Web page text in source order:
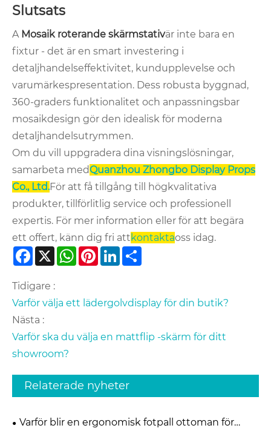
Slutsats
A Mosaik roterande skärmstativär inte bara en
fixtur - det är en smart investering i
detaljhandelseffektivitet, kundupplevelse och
varumärkespresentation. Dess robusta byggnad,
360-graders funktionalitet och anpassningsbar
mosaikdesign gör den idealisk för moderna
detaljhandelsutrymmen.
Om du vill uppgradera dina visningslösningar,
samarbeta medQuanzhou Zhongbo Display Props
Co., Ltd.För att få tillgång till högkvalitativa
produkter, tillförlitlig service och professionell
expertis. För mer information eller för att begära
ett offert, känn dig fri attkontaktaoss idag.
Facebook
X WhatsApp
PinterestLinkedIn
Tidigare :
Varför välja ett lädergolvdisplay för din butik?
Nästa :
Varför ska du välja en mattflip -skärm för ditt
showroom?
Relaterade nyheter
Varför blir en ergonomisk fotpall ottoman för